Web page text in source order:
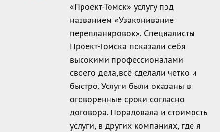
«Проект-Томск» услугу под
названием «Узаконивание
перепланировок». Специалисты
Проект-Томска показали себя
высокими профессионалами
своего дела,всё сделали четко и
быстро. Услуги были оказаны в
оговоренные сроки согласно
договора. Порадовала и стоимость
услуги, в других компаниях, где я